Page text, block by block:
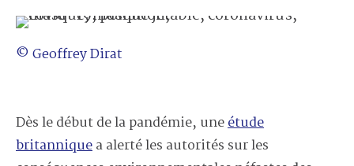
© Geoffrey Dirat
Dès le début de la pandémie, uneétude
britanniquea alerté les autorités sur les